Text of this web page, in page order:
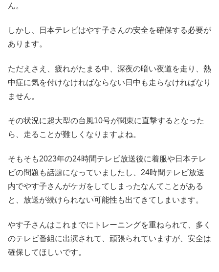
ん。
しかし、日本テレビはやす子さんの安全を確保する必要が
あります。
ただえさえ、疲れがたまる中、深夜の暗い夜道を走り、熱
中症に気を付けなければならない日中も走らなければなり
ません。
その状況に超大型の台風10号が関東に直撃するとなった
ら、走ることが難しくなりますよね。
そもそも2023年の24時間テレビ放送後に着服や日本テレ
ビの問題も話題になっていましたし、24時間テレビ放送
内でやす子さんがケガをしてしまったなんてことがある
と、放送が続けられない可能性も出てきてしまいます。
やす子さんはこれまでにトレーニングを重ねられて、多く
のテレビ番組に出演されて、頑張られていますが、安全は
確保してほしいです。